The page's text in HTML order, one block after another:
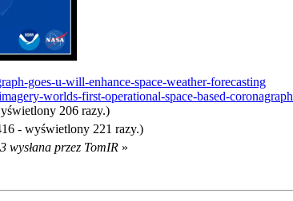
goes-u-will-enhance-space-weather-forecasting
worlds-first-operational-space-based-coronagraph
206 razy.)
- wyświetlony 221 razy.)
wysłana przez TomIR »